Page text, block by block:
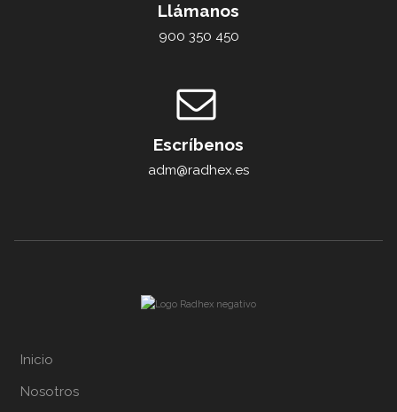
Llámanos
900 350 450
Escríbenos
adm@radhex.es
Inicio
Nosotros